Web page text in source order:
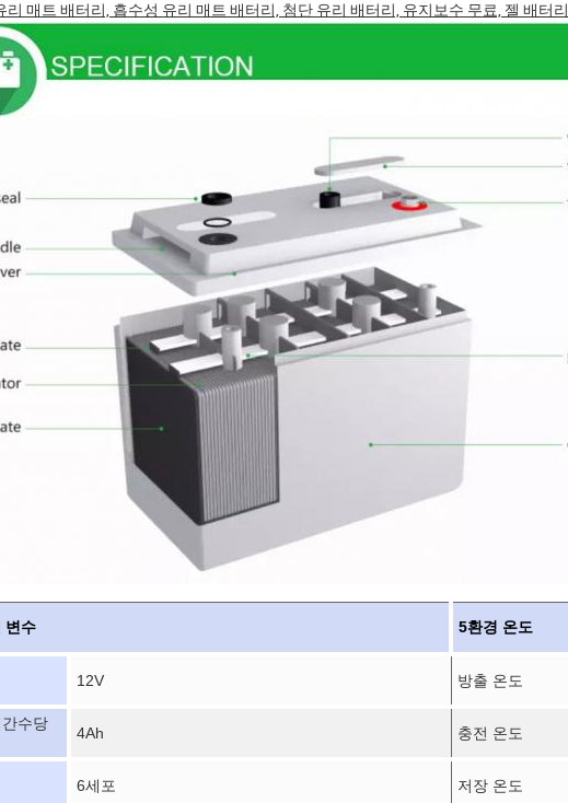
리 매트 배터리, 흡수성 유리 매트 배터리, 첨단 유리 배터리, 유지보수 무료, 젤 배터리
변수 5환경 온도
12V 방출 온도
수당
4Ah 충전 온도
6세포 저장 온도